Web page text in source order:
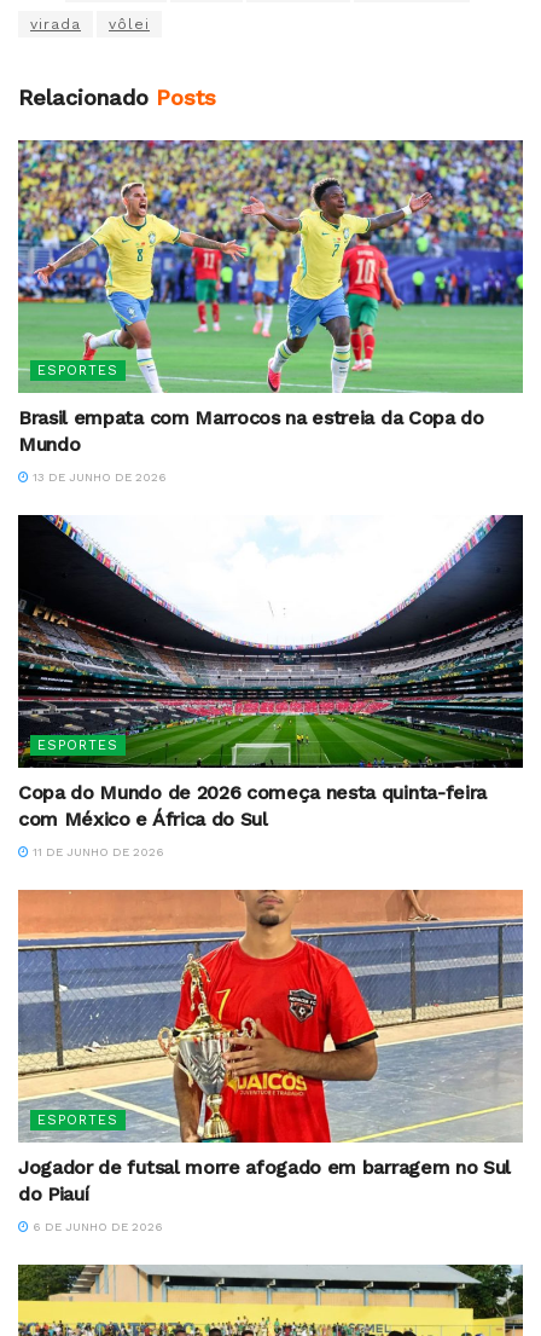
virada vôlei
Relacionado Posts
ESPORTES
Brasil empata com Marrocos na estreia da Copa do
Mundo
13 DE JUNHO DE 2026
ESPORTES
Copa do Mundo de 2026 começa nesta quinta-feira
com México e África do Sul
11 DE JUNHO DE 2026
ESPORTES
Jogador de futsal morre afogado em barragem no Sul
do Piauí
6 DE JUNHO DE 2026